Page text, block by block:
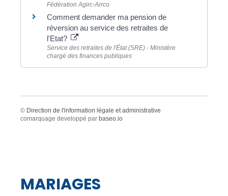
Fédération Agirc-Arrco
Comment demander ma pension de
réversion au service des retraites de
l'Etat?
Service des retraites de l'État (SRE) - Ministère
chargé des finances publiques
© Direction de l'information légale et administrative
comarquage developpé par baseo.io
MARIAGES